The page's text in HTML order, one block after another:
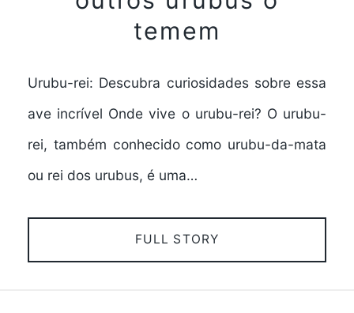
temem
Urubu-rei: Descubra curiosidades sobre essa
ave incrível Onde vive o urubu-rei? O urubu-
rei, também conhecido como urubu-da-mata
ou rei dos urubus, é uma…
FULL STORY